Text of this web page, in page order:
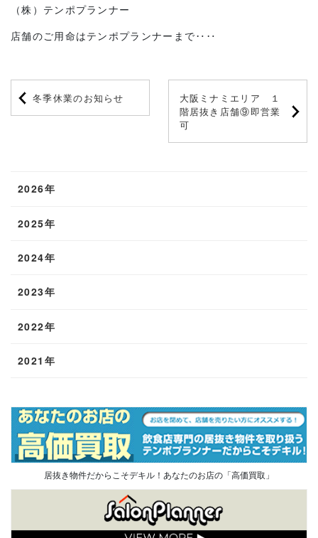
（株）テンポプランナー
店舗のご用命はテンポプランナーまで‥‥
冬季休業のお知らせ
大阪ミナミエリア １
階居抜き店舗⑨即営業
可
2026年
2025年
2024年
2023年
2022年
2021年
居抜き物件だからこそデキル！あなたのお店の「高価買取」